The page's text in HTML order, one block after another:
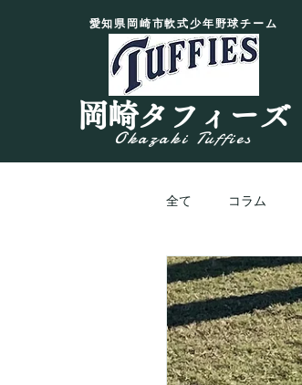
愛知県岡崎市軟式少年野球チーム
岡崎タフィーズ
Okazaki Tuffies
全て コラム